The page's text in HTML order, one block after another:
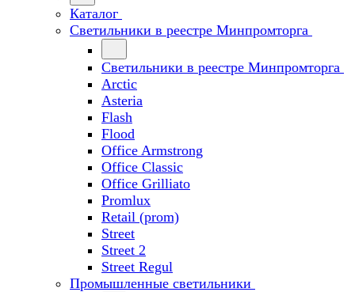
Каталог
Светильники в реестре Минпромторга
Светильники в реестре Минпромторга
Arctic
Asteria
Flash
Flood
Office Armstrong
Office Classic
Office Grilliato
Promlux
Retail (prom)
Street
Street 2
Street Regul
Промышленные светильники